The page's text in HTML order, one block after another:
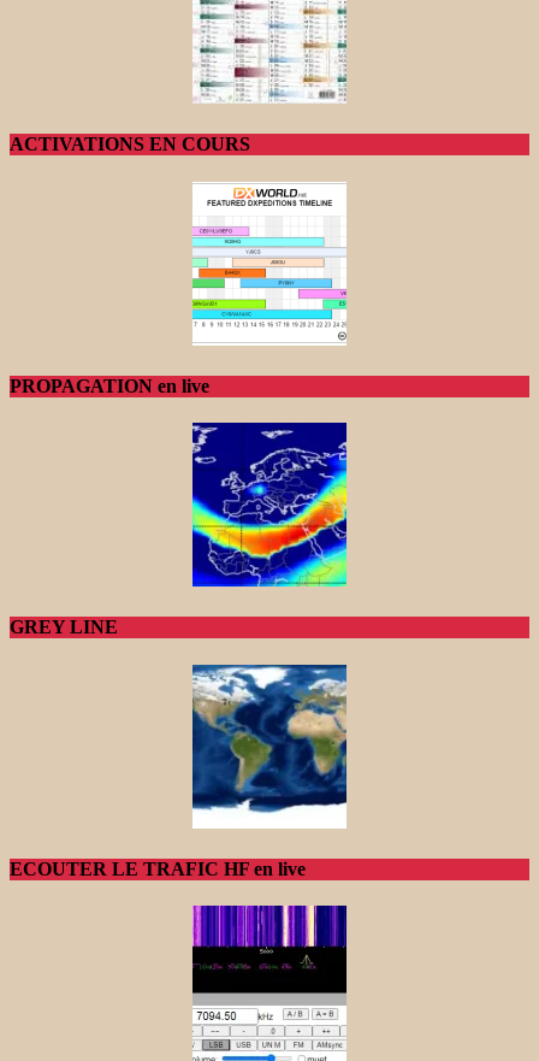
ACTIVATIONS EN COURS
PROPAGATION en live
GREY LINE
ECOUTER LE TRAFIC HF en live